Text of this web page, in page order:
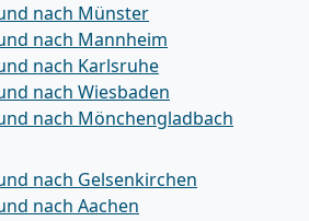
nach Münster
nach Mannheim
nach Karlsruhe
nach Wiesbaden
nach Mönchen­gladbach
nach Gelsenkirchen
nach Aachen